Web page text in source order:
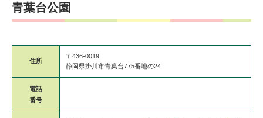
青葉台公園
住所
〒436-0019
静岡県掛川市青葉台775番地の24
電話
番号